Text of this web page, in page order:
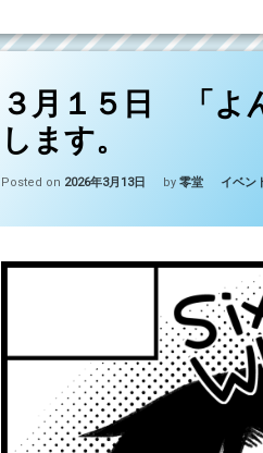
３月１５日 「よ
します。
Posted on 2026年3月13日
Updated on
by 零堂 カテゴ
イベン